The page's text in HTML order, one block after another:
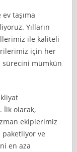
taşıma
Yılların
ile kaliteli
için her
sürecini mümkün
İlk olarak,
ekiplerimiz
paketliyor ve
en aza